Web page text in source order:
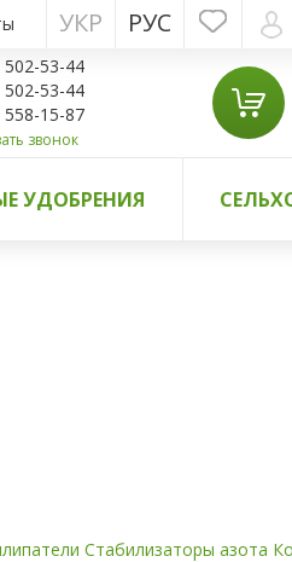
РУС
УКР
502-53-44
502-53-44
558-15-87
звонок
УДОБРЕНИЯ
Стабилизаторы азота